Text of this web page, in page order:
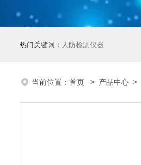
热门关键词： 人防检测仪器
当前位置： 首页 > 产品中心 >